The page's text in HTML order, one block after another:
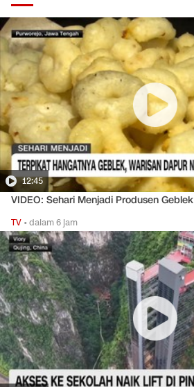
12:45
VIDEO: Sehari Menjadi Produsen Geblek
TV •dalam 6 jam